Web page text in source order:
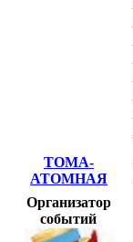
ТОМА-
АТОМНАЯ
Организатор
событий